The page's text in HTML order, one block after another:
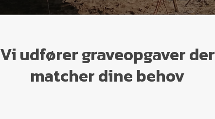
Vi udfører graveopgaver der
matcher dine behov